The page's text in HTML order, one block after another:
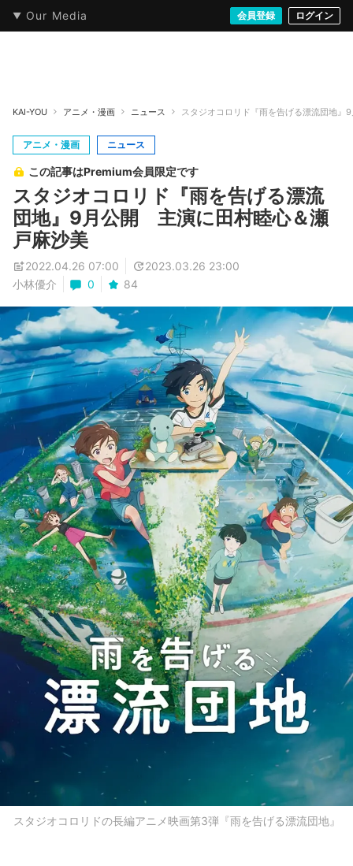
Our Media 会員登録 ログイン
本・文芸 情報化社会 音楽・映像 ゲームストリート
KAI-YOU アニメ・漫画 ニュース スタジオコロリド『雨を告げる漂流団地
アニメ・漫画 ニュース
この記事はPremium会員限定です
スタジオコロリド『雨を告げる漂流
団地』9月公開 主演に田村睦心＆瀬
戸麻沙美
2022.04.26 07:00
2023.03.26 23:00
小林優介
0 84
スタジオコロリドの長編アニメ映画第3弾『雨を告げる漂流団地』